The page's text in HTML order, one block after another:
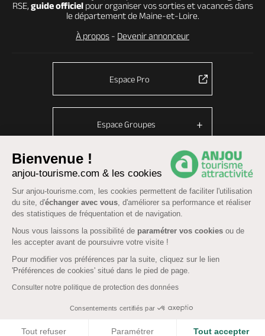
Bienvenue !
anjou-tourisme.com & les cookies
Sur anjou-tourisme.com, les cookies permettent de faciliter l'utilisation
du site, d'échanger avec vous, d'améliorer sa performance et réaliser
des statistiques de fréquentation et de navigation.
Nous vous laissons la possibilité de paramétrer vos cookies ou de
les accepter avant de poursuivre votre visite !
Pour modifier vos préférences par la suite, cliquez sur le lien
'Préférences de cookies' situé dans le pied de page.
Consulter notre politique de protection des données
Consentements certifiés par
Tout refuser Paramétrer Tout accepter
RSE, guide officielpour organiser vos sorties et vacances dans
le département de Maine-et-Loire.
À propos - Devenir annonceur
Espace Pro
Espace Groupes
© Anjou tourisme 2026 -Plan du site-Fonctionnement du site
Mentions légales Données personnelles
CGU Réservation-Accessibilité : partiellement conforme